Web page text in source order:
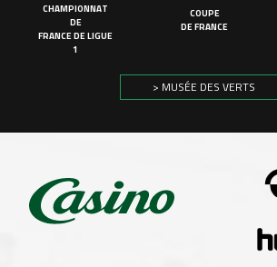
CHAMPIONNAT
DE
FRANCE DE LIGUE
1
COUPE
DE FRANCE
> MUSÉE DES VERTS